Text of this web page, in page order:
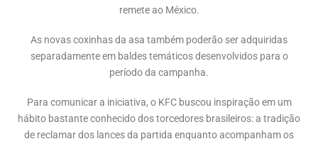
remete ao México.
As novas coxinhas da asa também poderão ser adquiridas
separadamente em baldes temáticos desenvolvidos para o
período da campanha.
Para comunicar a iniciativa, o KFC buscou inspiração em um
hábito bastante conhecido dos torcedores brasileiros: a tradição
de reclamar dos lances da partida enquanto acompanham os